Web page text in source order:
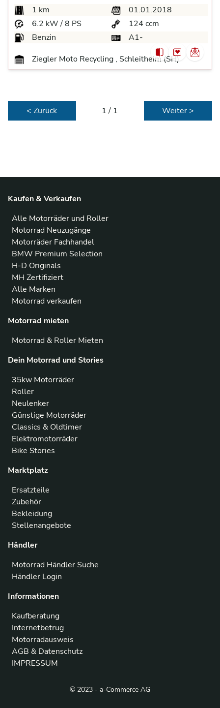
1 km
01.01.2018
6.2 kW / 8 PS
124 ccm
Benzin
A1-
Ziegler Moto Recycling , Schleitheim (SH)
< Zurück 1 / 1 Weiter >
Kaufen & Verkaufen
Alle Motorräder und Roller
Motorrad Neuzugänge
Motorräder Fachhandel
BMW Premium Selection
H-D Originals
MH Zertifiziert
Alle Marken
Motorrad verkaufen
Motorrad mieten
Motorrad & Roller Mieten
Dein Motorrad und Stories
35kw Motorräder
Roller
Neulenker
Günstige Motorräder
Classics & Oldtimer
Elektromotorräder
Bike Stories
Marktplatz
Ersatzteile
Zubehör
Bekleidung
Stellenangebote
Händler
Motorrad Händler Suche
Händler Login
Informationen
Kaufberatung
Internetbetrug
Motorradausweis
AGB & Datenschutz
IMPRESSUM
© 2023 - a-Commerce AG